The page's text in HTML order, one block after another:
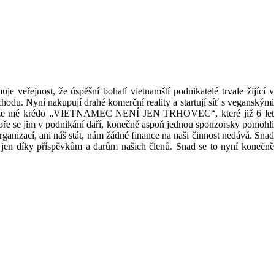
veřejnost, že úspěšní bohatí vietnamští podnikatelé trvale žijící v
Nyní nakupují drahé komerční reality a startují síť s veganskými
mé krédo „VIETNAMEC NENÍ JEN TRHOVEC“, které již 6 let
se jim v podnikání daří, konečně aspoň jednou sponzorsky pomohli
ani náš stát, nám žádné finance na naši činnost nedává. Snad
díky příspěvkům a darům našich členů. Snad se to nyní konečně